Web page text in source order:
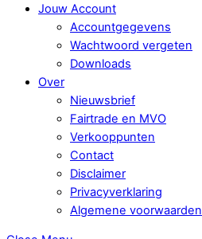
Jouw Account
Accountgegevens
Wachtwoord vergeten
Downloads
Over
Nieuwsbrief
Fairtrade en MVO
Verkooppunten
Contact
Disclaimer
Privacyverklaring
Algemene voorwaarden